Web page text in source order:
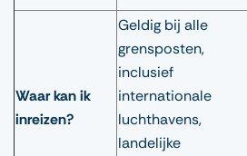
Waar kan ik
inreizen?
Geldig bij alle
grensposten,
inclusief
internationale
luchthavens,
landelijke